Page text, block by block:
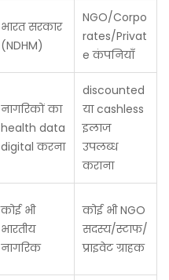
भारत सरकार
(NDHM)
NGO/Corpo
rates/Privat
e कंपनियाँ
नागरिकों का
health data
digital करना
discounted
या cashless
इलाज
उपलब्ध
कराना
कोई भी
भारतीय
नागरिक
कोई भी NGO
सदस्य/स्टाफ/
प्राइवेट ग्राहक